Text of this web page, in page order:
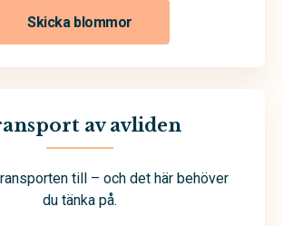
Skicka blommor
av avliden
till – och det här behöver
du tänka på.